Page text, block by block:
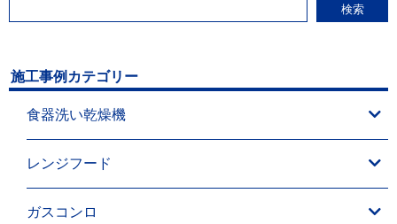
検索
施工事例カテゴリー
食器洗い乾燥機
レンジフード
ガスコンロ